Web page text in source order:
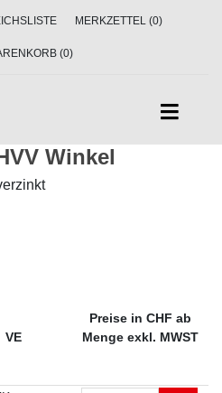
MERKZETTEL (0)
(0)
Winkel
VE
Preise in CHF ab
Menge exkl. MWST